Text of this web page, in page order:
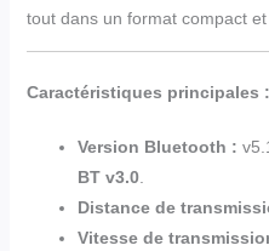
tout dans un format compact
Caractéristiques principales :
Version Bluetooth :
BT v3.0.
Distance de
Vitesse de